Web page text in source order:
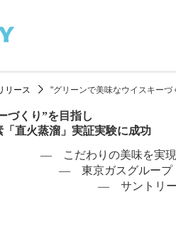
リース "グリーンで美味なウイスキー
づくり”を目指し
直火蒸溜」実証実験に成功
― こだわりの美味を実
― 東京ガスグループ
― サントリー